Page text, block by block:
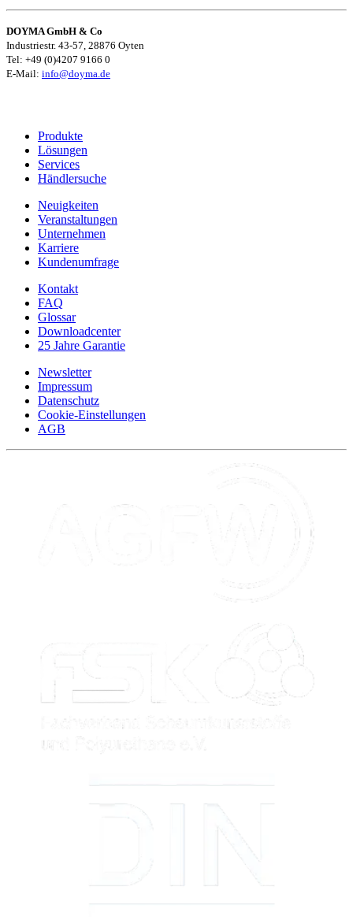
DOYMA GmbH & Co
Industriestr. 43-57, 28876 Oyten
Tel: +49 (0)4207 9166 0
E-Mail: info@doyma.de
Produkte
Lösungen
Services
Händlersuche
Neuigkeiten
Veranstaltungen
Unternehmen
Karriere
Kundenumfrage
Kontakt
FAQ
Glossar
Downloadcenter
25 Jahre Garantie
Newsletter
Impressum
Datenschutz
Cookie-Einstellungen
AGB